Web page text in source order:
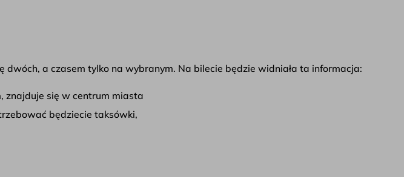
a czasem tylko na wybranym. Na bilecie będzie widniała ta informacja:
znajduje się w centrum miasta
będziecie taksówki,